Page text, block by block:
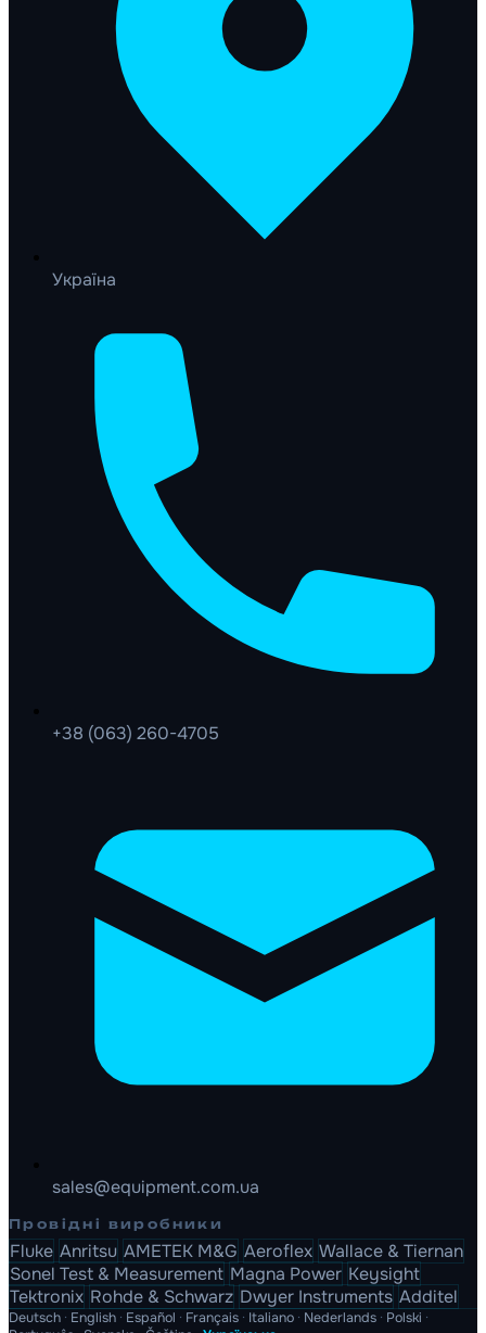
Україна
+38 (063) 260-4705
sales@equipment.com.ua
Провідні виробники
Fluke Anritsu AMETEK M&G Aeroflex Wallace & Tiernan
Sonel Test & Measurement Magna Power Keysight
Tektronix Rohde & Schwarz Dwyer Instruments Additel
Deutsch · English · Español · Français · Italiano · Nederlands · Polski ·